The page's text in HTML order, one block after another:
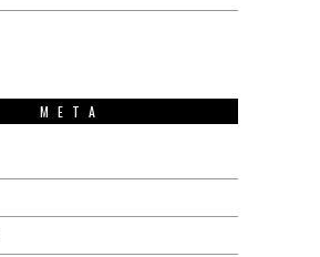
META